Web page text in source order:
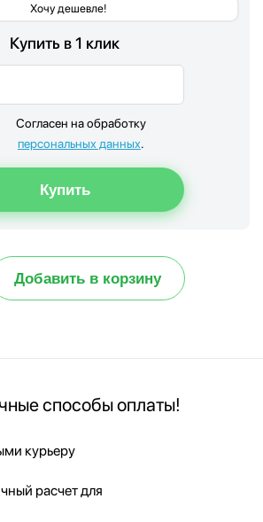
Хочу дешевле!
Купить в 1 клик
Согласен на обработку
персональных данных.
Добавить в корзину
способы оплаты!
курьеру
расчет для